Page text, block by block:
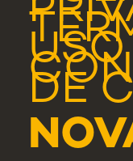
USO
DE